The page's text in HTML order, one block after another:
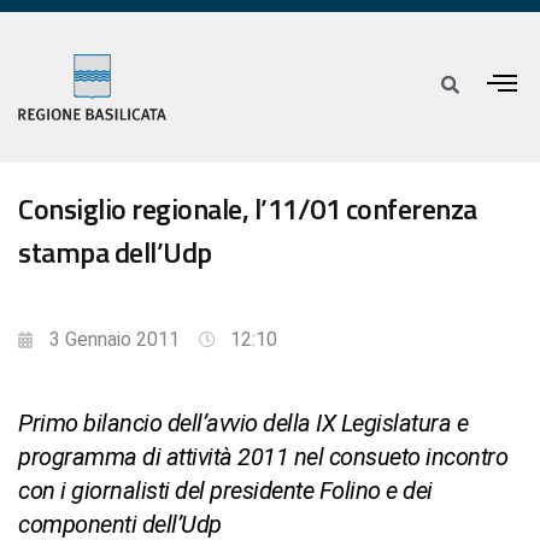
Consiglio regionale, l’11/01 conferenza
stampa dell’Udp
3 Gennaio 2011 12:10
Primo bilancio dell’avvio della IX Legislatura e
programma di attività 2011 nel consueto incontro
con i giornalisti del presidente Folino e dei
componenti dell’Udp